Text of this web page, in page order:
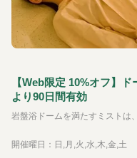
【Web限定 10%オフ】
より90日間有効
開催曜日：日,月,火,水,木,金,土
AI
ラ
ン
デ
く
ん
問